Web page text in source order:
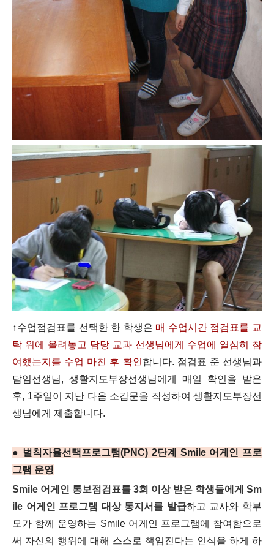
↑수업점검표를 선택한 한 학생은 매 수업시간 점검표를 교
탁 위에 올려놓고 담당 교과 선생님에게 수업에 열심히 참
여했는지를 수업 마친 후 확인합니다. 점검표 준 선생님과
담임선생님, 생활지도부장선생님에게 매일 확인을 받은
후, 1주일이 지난 다음 소감문을 작성하여 생활지도부장선
생님에게 제출합니다.
● 벌칙자율선택프로그램(PNC) 2단계 Smile 어게인 프로
그램 운영
Smile 어게인 통보점검표를 3회 이상 받은 학생들에게 Sm
ile 어게인 프로그램 대상 통지서를 발급하고 교사와 학부
모가 함께 운영하는 Smile 어게인 프로그램에 참여함으로
써 자신의 행위에 대해 스스로 책임진다는 인식을 하게 하